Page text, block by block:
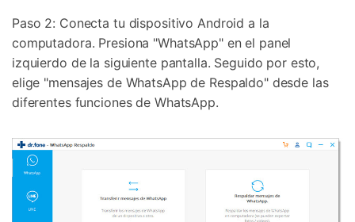
Paso 2: Conecta tu dispositivo Android a la
computadora. Presiona "WhatsApp" en el panel
izquierdo de la siguiente pantalla. Seguido por esto,
elige "mensajes de WhatsApp de Respaldo" desde las
diferentes funciones de WhatsApp.